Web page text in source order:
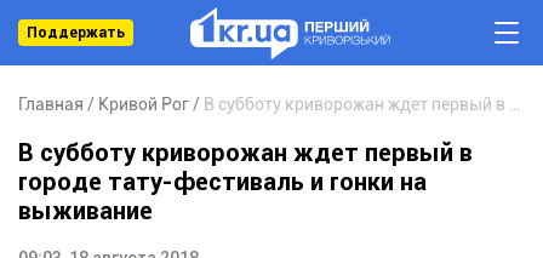
Поддержать
Главная Кривой Рог
В субботу криворожан ждет первый в
городе тату-фестиваль и гонки на
выживание